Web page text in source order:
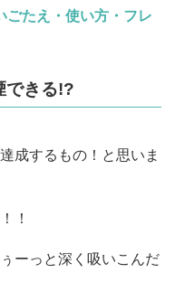
ごたえ・使い方・フレ
できる!?
成するもの！と思いま
！
ーっと深く吸いこんだ